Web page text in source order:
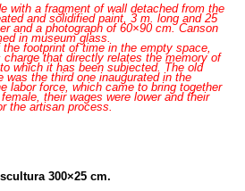
with a fragment of wall detached from the
and solidified paint, 3 m. long and 25
and a photograph of 60×90 cm. Canson
in museum glass.
footprint of time in the empty space,
that directly relates the memory of
which it has been subjected. The old
the third one inaugurated in the
labor force, which came to bring together
their wages were lower and their
the artisan process.
300×25 cm.